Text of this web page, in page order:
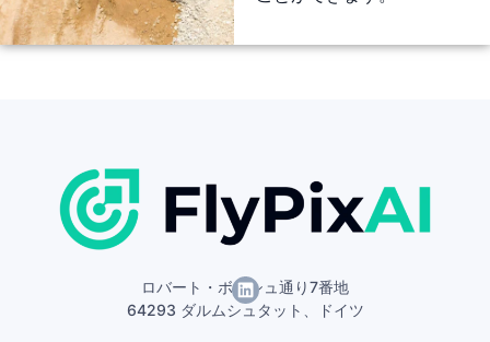
ロバート・ボッシュ通り7番地
64293 ダルムシュタット、ドイツ